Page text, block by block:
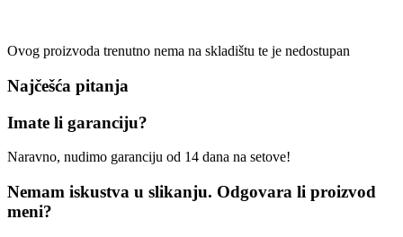
Ovog proizvoda trenutno nema na skladištu te je nedostupan
Najčešća pitanja
Imate li garanciju?
Naravno, nudimo garanciju od 14 dana na setove!
Nemam iskustva u slikanju. Odgovara li proizvod
meni?